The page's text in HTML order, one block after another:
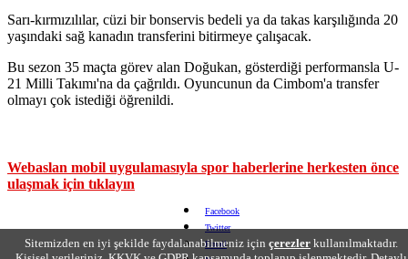
Sarı-kırmızılılar, cüzi bir bonservis bedeli ya da takas karşılığında 20
yaşındaki sağ kanadın transferini bitirmeye çalışacak.
Bu sezon 35 maçta görev alan Doğukan, gösterdiği performansla U-
21 Milli Takımı'na da çağrıldı. Oyuncunun da Cimbom'a transfer
olmayı çok istediği öğrenildi.
Webaslan mobil uygulamasıyla spor haberlerine herkesten önce
ulaşmak için tıklayın
Facebook
Twitter
Email
Sitemizden en iyi şekilde faydalanabilmeniz için çerezler kullanılmaktadır.